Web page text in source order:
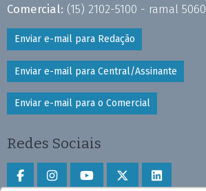
Comercial: (15) 2102-5100 - ramal 5060
Enviar e-mail para Redação
Enviar e-mail para Central/Assinante
Enviar e-mail para o Comercial
Redes Sociais